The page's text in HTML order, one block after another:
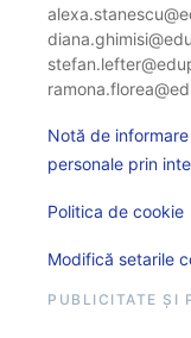
Notă de
personale prin
Politica de cookie
Modifică setarile
PUBLICITATE ȘI